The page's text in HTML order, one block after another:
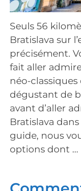
Seuls 56
Bratislava sur
précisément.
fait aller
néo-
dégustant de
avant d’aller
Bratislava
guide, nous
options dont …